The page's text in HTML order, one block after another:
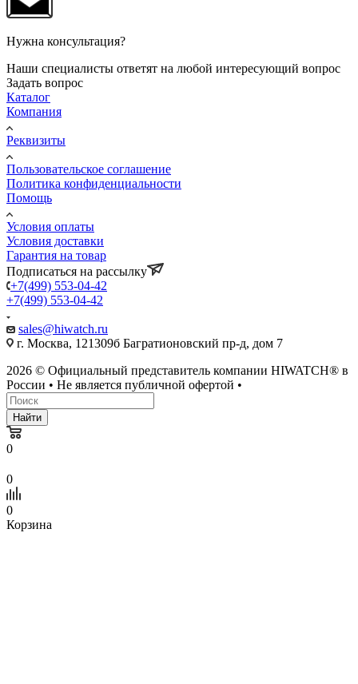
Нужна консультация?
Наши специалисты ответят на любой интересующий вопрос
Задать вопрос
Каталог
Компания
Реквизиты
Пользовательское соглашение
Политика конфиденциальности
Помощь
Условия оплаты
Условия доставки
Гарантия на товар
Подписаться на рассылку
+7(499) 553-04-42
+7(499) 553-04-42
sales@hiwatch.ru
г. Москва, 121309б Багратионовский пр-д, дом 7
2026 © Официальный представитель компании HIWATCH® в
России • Не является публичной офертой •
Найти
0
0
0
Корзина